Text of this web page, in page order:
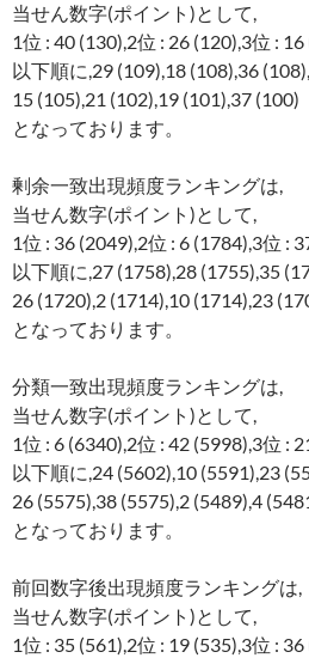
当せん数字(ポイント)として,
1位 : 40 (130),2位 : 26 (120),3位 : 16
以下順に,29 (109),18 (108),36 (108),
15 (105),21 (102),19 (101),37 (100)
となっております。
剰余一致出現頻度ランキングは,
当せん数字(ポイント)として,
1位 : 36 (2049),2位 : 6 (1784),3位 :
以下順に,27 (1758),28 (1755),35
26 (1720),2 (1714),10 (1714),23
となっております。
分類一致出現頻度ランキングは,
当せん数字(ポイント)として,
1位 : 6 (6340),2位 : 42 (5998),3位 :
以下順に,24 (5602),10 (5591),23
26 (5575),38 (5575),2 (5489),4
となっております。
前回数字後出現頻度ランキングは,
当せん数字(ポイント)として,
1位 : 35 (561),2位 : 19 (535),3位 : 36